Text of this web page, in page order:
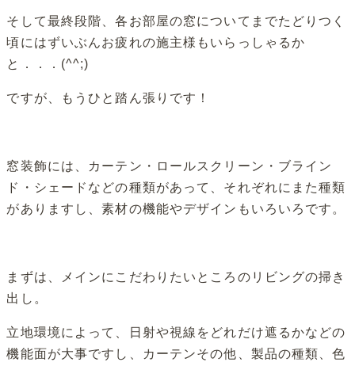
そして最終段階、各お部屋の窓についてまでたどりつく
頃にはずいぶんお疲れの施主様もいらっしゃるか
と．．．(^^;)
ですが、もうひと踏ん張りです！
窓装飾には、カーテン・ロールスクリーン・ブライン
ド・シェードなどの種類があって、それぞれにまた種類
がありますし、素材の機能やデザインもいろいろです。
まずは、メインにこだわりたいところのリビングの掃き
出し。
立地環境によって、日射や視線をどれだけ遮るかなどの
機能面が大事ですし、カーテンその他、製品の種類、色